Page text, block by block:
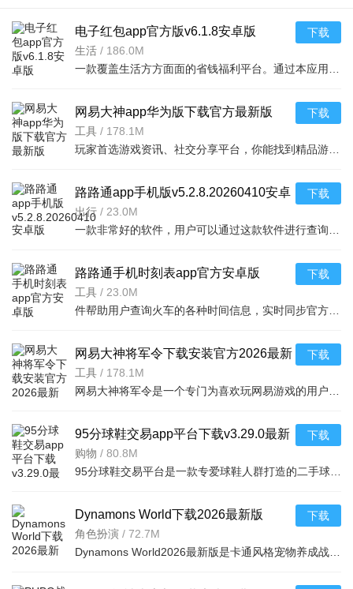
电子红包app官方版v6.1.8安卓版
生活 / 186.0M
下载
网易大神app华为版下载官方最新版
v4.15.0华为版
工具 / 178.1M
下载
路路通app手机版v5.2.8.20260410安卓
版
出行 / 23.0M
下载
路路通手机时刻表app官方安卓版
v5.2.8.20260410安卓版
工具 / 23.0M
下载
网易大神将军令下载安装官方2026最新
版v4.15.0安卓版
工具 / 178.1M
下载
95分球鞋交易app平台下载v3.29.0最新
版
购物 / 80.8M
下载
Dynamons World下载2026最新版
v1.12.62 安卓版
角色扮演 / 72.7M
下载